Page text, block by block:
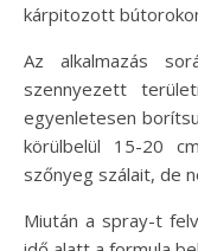
kárpitozott
Az alkalmazás
szennyezett
egyenletesen
körülbelül 15-20
szőnyeg szálait, de
Miután a spray-t